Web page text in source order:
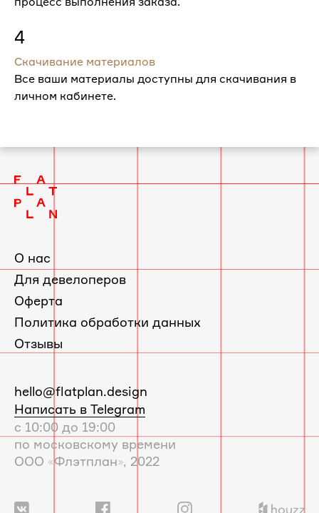
4
Скачивание материалов
Все ваши материалы доступны для скачивания в
личном кабинете.
О нас
Для девелоперов
Оферта
Политика обработки данных
Отзывы
E-
mail:
hello@flatplan.design
Написать в Telegram
с 10:00 до 19:00
по московскому времени
ООО «Флэтплан», 2022